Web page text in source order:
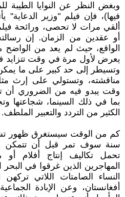
وبغض النظر عن النوايا الطيبة
فيها)، فإن فيلم "وزير الدعاية"
ألقي مرات لا تحصى، ورائحة
أو عقدين من الزمان. إن
الواقع، حيث لم يعد من الواضح
يعرض لأول مرة في وقت تتزايد
وتسيطر إلى حد كبير على ما
مناقشته، وتستولي على إرث
وقت يبدو فيه من الضروري أن
بما في ذلك السينما، شجاعتها
الكثير من التردد والتعبير الملطف.
كم من الوقت سيستغرق ظهور
سنة سوف تمر قبل أن تتمكن
تحمل تكاليف إنتاج أفلام
المهاجرين الذين غرقوا في
النساء الصامتات اللاتي
أفغانستان، وعن الإبادة